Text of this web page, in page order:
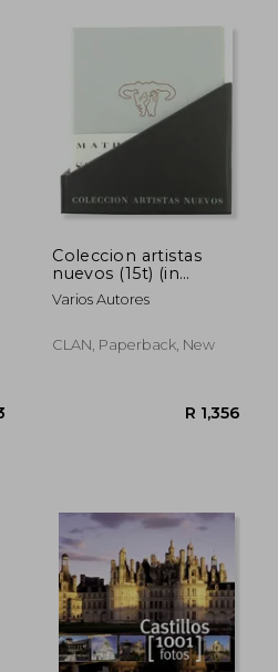
Coleccion artistas
nuevos (15t) (in
Spanish)
Varios Autores
CLAN, Paperback, New